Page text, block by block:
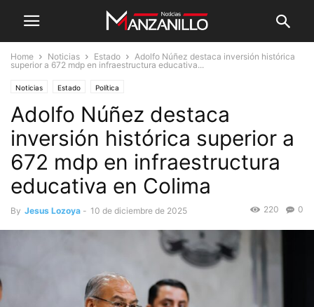
Home Noticias Estado
Adolfo Núñez destaca inversión histórica
superior a 672 mdp en infraestructura educativa...
Noticias Estado Política
Adolfo Núñez destaca
inversión histórica superior a
672 mdp en infraestructura
educativa en Colima
By Jesus Lozoya - 10 de diciembre de 2025 0
220